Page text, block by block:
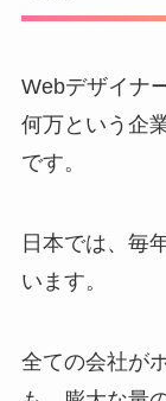
Webデザイナ
何万という企
です。
日本では、毎
います。
全ての会社が